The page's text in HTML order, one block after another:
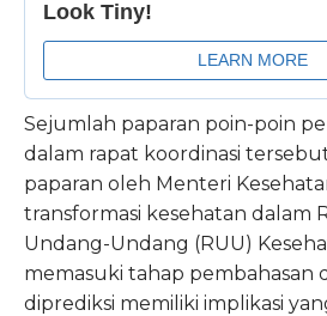
Sejumlah paparan poin-poin
dalam rapat koordinasi
paparan oleh Menteri
transformasi kesehatan dalam
Undang-Undang (RUU)
memasuki tahap pembahasan
diprediksi memiliki implikasi